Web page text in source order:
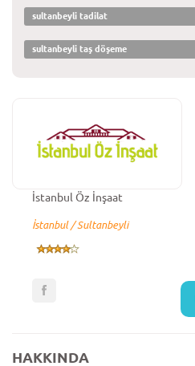
sultanbeyli tadilat
sultanbeyli taş döşeme
İstanbul Öz İnşaat
İstanbul / Sultanbeyli
HAKKINDA